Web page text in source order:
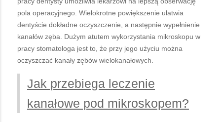
pola operacyjnego. Wielokrotne powiększenie ułatwia
dentyście dokładne oczyszczenie, a następnie wypełnienie
kanałów zęba. Dużym atutem wykorzystania mikroskopu w
pracy stomatologa jest to, że przy jego użyciu można
oczyszczać kanały zębów wielokanałowych.
Jak przebiega leczenie
kanałowe pod mikroskopem?